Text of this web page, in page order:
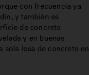
con frecuencia ya
y también es
de concreto
y en buenas
sola losa de concreto en